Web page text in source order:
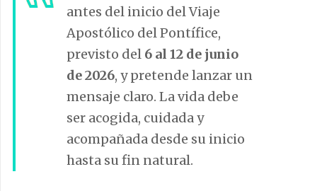
antes del inicio del Viaje
Apostólico del Pontífice,
previsto del 6 al 12 de junio
de 2026, y pretende lanzar un
mensaje claro. La vida debe
ser acogida, cuidada y
acompañada desde su inicio
hasta su fin natural.